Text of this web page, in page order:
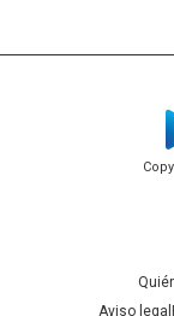
Aviso legal